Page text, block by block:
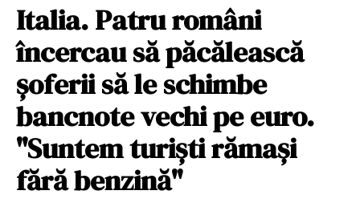
Italia. Patru români
încercau să păcălească
șoferii să le schimbe
bancnote vechi pe euro.
"Suntem turiști rămași
fără benzină"